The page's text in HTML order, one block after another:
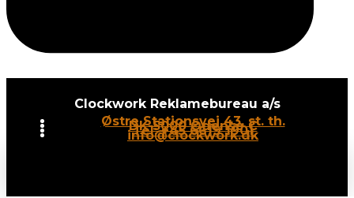
Clockwork Reklamebureau a/s
Østre Stationsvej 43, st. th.
DK-5000 Odense C
Tel: +45 6619 1901
info@clockwork.dk